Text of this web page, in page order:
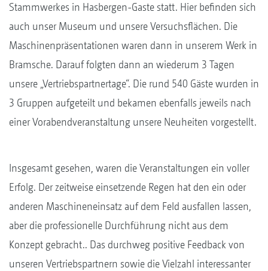
Stammwerkes in Hasbergen-Gaste statt. Hier befinden sich
auch unser Museum und unsere Versuchsflächen. Die
Maschinenpräsentationen waren dann in unserem Werk in
Bramsche. Darauf folgten dann an wiederum 3 Tagen
unsere „Vertriebspartnertage“. Die rund 540 Gäste wurden in
3 Gruppen aufgeteilt und bekamen ebenfalls jeweils nach
einer Vorabendveranstaltung unsere Neuheiten vorgestellt.
Insgesamt gesehen, waren die Veranstaltungen ein voller
Erfolg. Der zeitweise einsetzende Regen hat den ein oder
anderen Maschineneinsatz auf dem Feld ausfallen lassen,
aber die professionelle Durchführung nicht aus dem
Konzept gebracht.. Das durchweg positive Feedback von
unseren Vertriebspartnern sowie die Vielzahl interessanter